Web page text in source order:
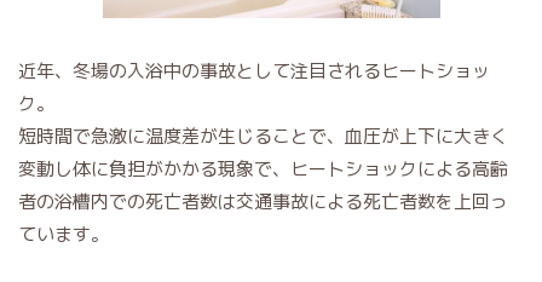
近年、冬場の入浴中の事故として注目されるヒートショッ
ク。
短時間で急激に温度差が生じることで、血圧が上下に大きく
変動し体に負担がかかる現象で、ヒートショックによる高齢
者の浴槽内での死亡者数は交通事故による死亡者数を上回っ
ています。